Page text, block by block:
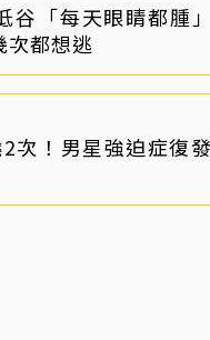
谷「每天眼睛都腫
次都想逃
次！男星強迫症復